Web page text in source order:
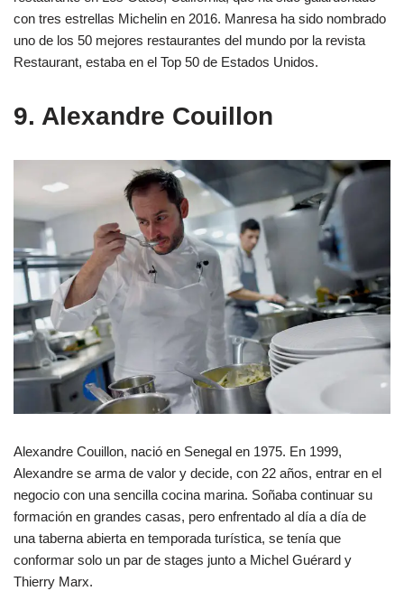
con tres estrellas Michelin en 2016. Manresa ha sido nombrado
uno de los 50 mejores restaurantes del mundo por la revista
Restaurant, estaba en el Top 50 de Estados Unidos.
9. Alexandre Couillon
Alexandre Couillon, nació en Senegal en 1975. En 1999,
Alexandre se arma de valor y decide, con 22 años, entrar en el
negocio con una sencilla cocina marina. Soñaba continuar su
formación en grandes casas, pero enfrentado al día a día de
una taberna abierta en temporada turística, se tenía que
conformar solo un par de stages junto a Michel Guérard y
Thierry Marx.